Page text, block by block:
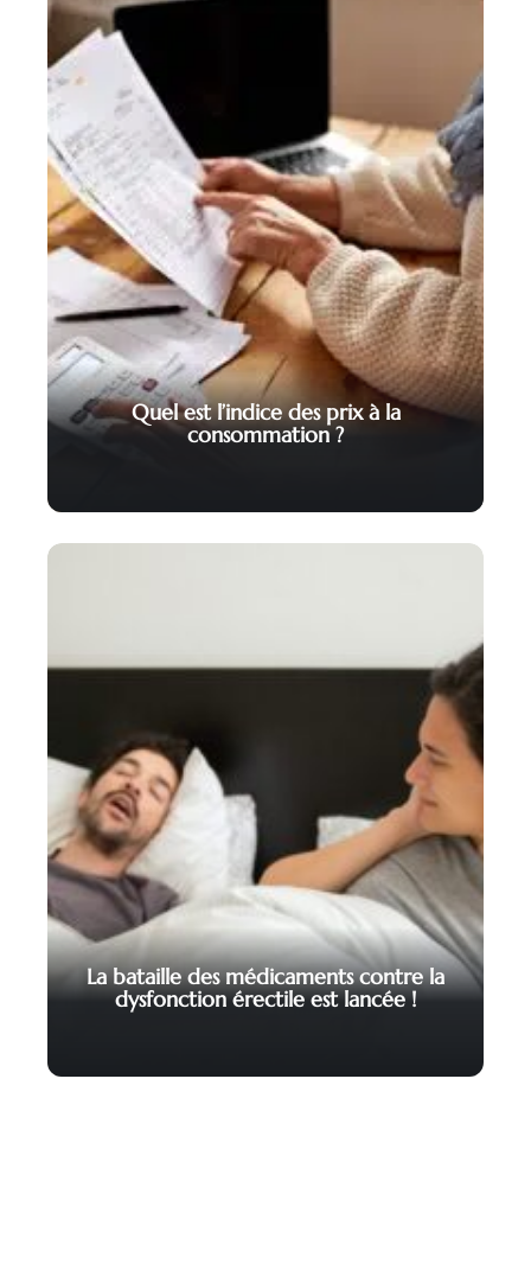
Quel est l’indice des prix à la
consommation ?
La bataille des médicaments contre la
dysfonction érectile est lancée !